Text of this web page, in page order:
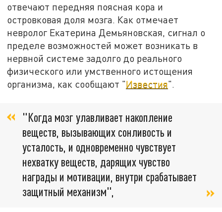
отвечают передняя поясная кора и
островковая доля мозга. Как отмечает
невролог Екатерина Демьяновская, сигнал о
пределе возможностей может возникать в
нервной системе задолго до реального
физического или умственного истощения
организма, как сообщают "Известия".
"Когда мозг улавливает накопление
веществ, вызывающих сонливость и
усталость, и одновременно чувствует
нехватку веществ, дарящих чувство
награды и мотивации, внутри срабатывает
защитный механизм",